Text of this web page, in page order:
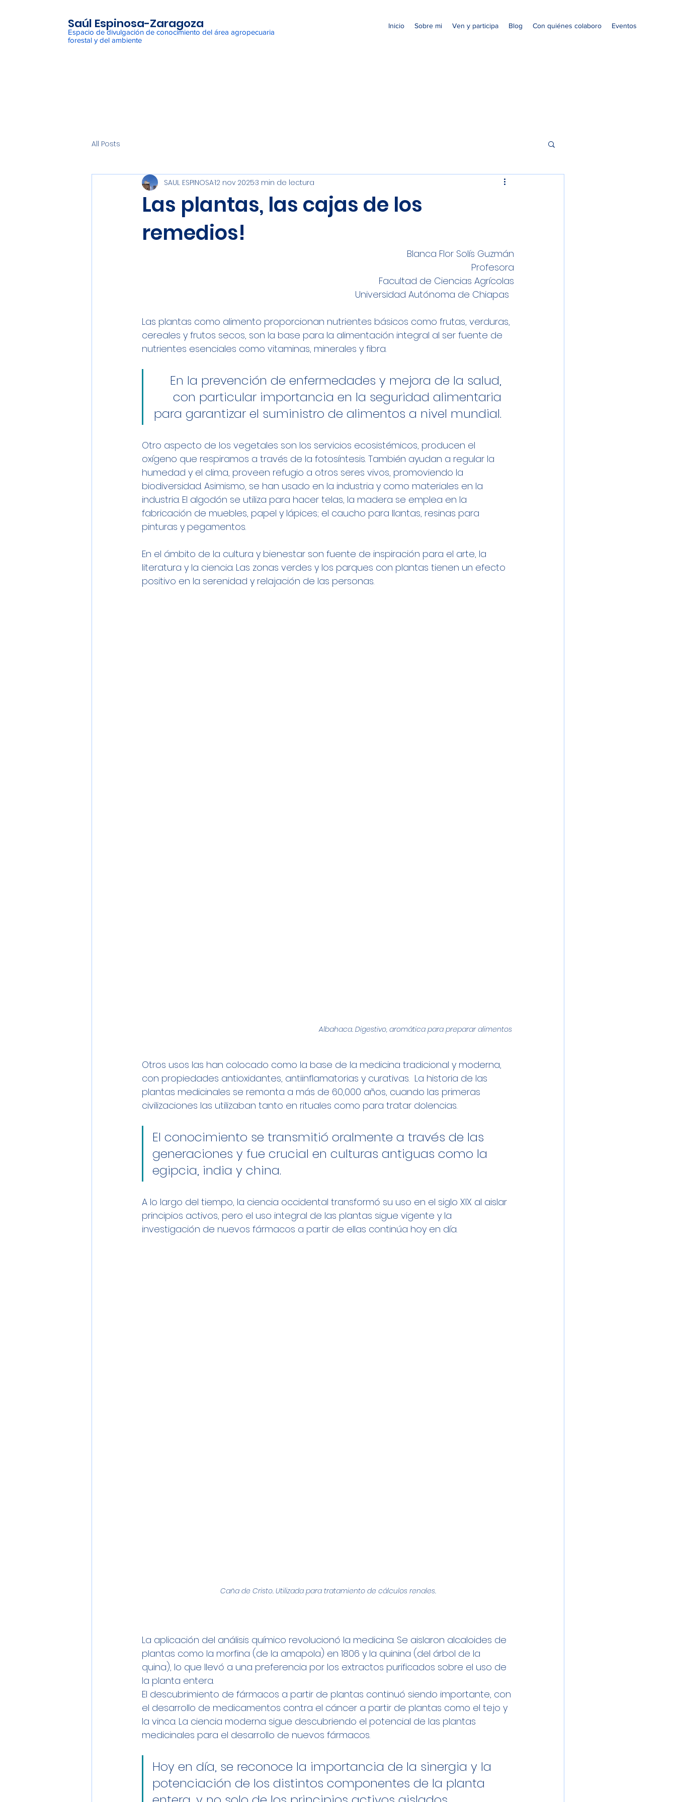
Saúl Espinosa-Zaragoza
Espacio de divulgación de conocimiento del área agropecuaria
forestal y del ambiente
Inicio Sobre mi Ven y participa Blog Con quiénes colaboro Eventos
All Posts
Las plantas, las cajas de los
remedios!
SAUL ESPINOSA12 nov 20253 min de lectura
Blanca Flor Solís Guzmán
Profesora
Facultad de Ciencias Agrícolas
Universidad Autónoma de Chiapas
Las plantas como alimento proporcionan nutrientes básicos como frutas, verduras,
cereales y frutos secos, son la base para la alimentación integral al ser fuente de
nutrientes esenciales como vitaminas, minerales y fibra.
En la prevención de enfermedades y mejora de la salud,
con particular importancia en la seguridad alimentaria
para garantizar el suministro de alimentos a nivel mundial.
Otro aspecto de los vegetales son los servicios ecosistémicos, producen el
oxígeno que respiramos a través de la fotosíntesis. También ayudan a regular la
humedad y el clima, proveen refugio a otros seres vivos, promoviendo la
biodiversidad. Asimismo, se han usado en la industria y como materiales en la
industria. El algodón se utiliza para hacer telas, la madera se emplea en la
fabricación de muebles, papel y lápices; el caucho para llantas, resinas para
pinturas y pegamentos.
En el ámbito de la cultura y bienestar son fuente de inspiración para el arte, la
literatura y la ciencia. Las zonas verdes y los parques con plantas tienen un efecto
positivo en la serenidad y relajación de las personas.
Albahaca. Digestivo, aromática para preparar alimentos
Otros usos las han colocado como la base de la medicina tradicional y moderna,
con propiedades antioxidantes, antiinflamatorias y curativas.  La historia de las
plantas medicinales se remonta a más de 60,000 años, cuando las primeras
civilizaciones las utilizaban tanto en rituales como para tratar dolencias.
El conocimiento se transmitió oralmente a través de las
generaciones y fue crucial en culturas antiguas como la
egipcia, india y china.
A lo largo del tiempo, la ciencia occidental transformó su uso en el siglo XIX al aislar
principios activos, pero el uso integral de las plantas sigue vigente y la
investigación de nuevos fármacos a partir de ellas continúa hoy en día.
Caña de Cristo. Utilizada para tratamiento de cálculos renales.
La aplicación del análisis químico revolucionó la medicina. Se aislaron alcaloides de
plantas como la morfina (de la amapola) en 1806 y la quinina (del árbol de la
quina), lo que llevó a una preferencia por los extractos purificados sobre el uso de
la planta entera.
El descubrimiento de fármacos a partir de plantas continuó siendo importante, con
el desarrollo de medicamentos contra el cáncer a partir de plantas como el tejo y
la vinca. La ciencia moderna sigue descubriendo el potencial de las plantas
medicinales para el desarrollo de nuevos fármacos.
Hoy en día, se reconoce la importancia de la sinergia y la
potenciación de los distintos componentes de la planta